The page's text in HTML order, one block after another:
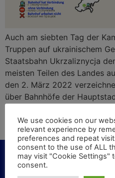
Auch am siebten Tag der
Truppen auf ukrainischem
Staatsbahn Ukrzaliznycja
meisten Teilen des Landes
den 2. März 2022
über Bahnhöfe der
Evakuierungszüge nach
über 750.000 Bürger*innen
We use cookies on our
relevant experience by
preferences and repeat
consent to the use of ALL
may visit "Cookie Settings"
consent.